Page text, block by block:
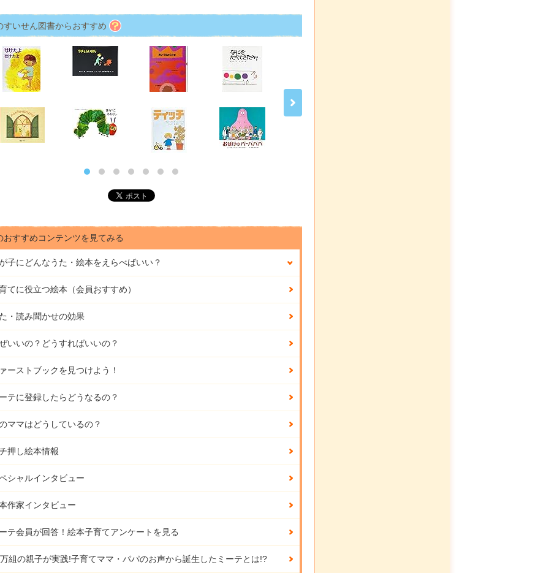
すいせん図書からおすすめ
おすすめコンテンツを見てみる
子にどんなうた・絵本をえらべばいい？
てに役立つ絵本（会員おすすめ）
・読み聞かせの効果
いいの？どうすればいいの？
ーストブックを見つけよう！
テに登録したらどうなるの？
ママはどうしているの？
押し絵本情報
シャルインタビュー
作家インタビュー
テ会員が回答！ 絵本子育てアンケートを見る
組の親子が実践!子育てママ・パパのお声から誕生したミーテとは!?